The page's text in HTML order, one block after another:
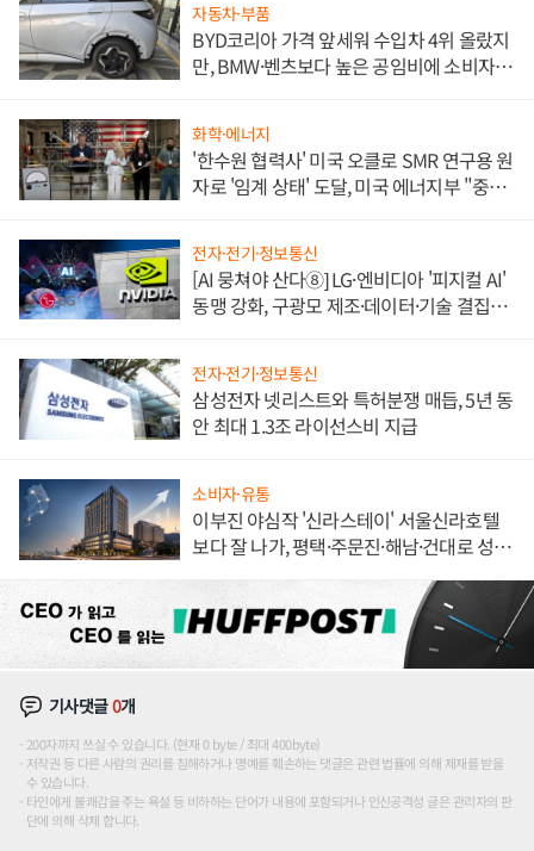
자동차·부품
BYD코리아 가격 앞세워 수입차 4위 올랐지
만, BMW·벤츠보다 높은 공임비에 소비자
화학·에너지
'한수원 협력사' 미국 오클로 SMR 연구용 원
자로 '임계 상태' 도달, 미국 에너지부 "중요
전자·전기·정보통신
[AI 뭉쳐야 산다⑧] LG·엔비디아 '피지컬 AI'
동맹 강화, 구광모 제조·데이터·기술 결집
전자·전기·정보통신
삼성전자 넷리스트와 특허분쟁 매듭, 5년 동
안 최대 1.3조 라이선스비 지급
소비자·유통
이부진 야심작 '신라스테이' 서울신라호텔
보다 잘 나가, 평택·주문진·해남·건대로 성
기사댓글0개
200자까지 쓰실 수 있습니다. (현재 0 byte / 최대 400byte)
저작권 등 다른 사람의 권리를 침해하거나 명예를 훼손하는 댓글은 관련 법률에 의해 제재를 받을
수 있습니다.
타인에게 불쾌감을 주는 욕설 등 비하하는 단어가 내용에 포함되거나 인신공격성 글은 관리자의 판
단에 의해 삭제 합니다.